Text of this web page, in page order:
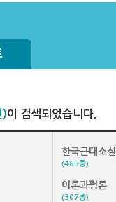
)이 검색되었습니다.
한국근대소설
(465종)
이론과평론
(307종)